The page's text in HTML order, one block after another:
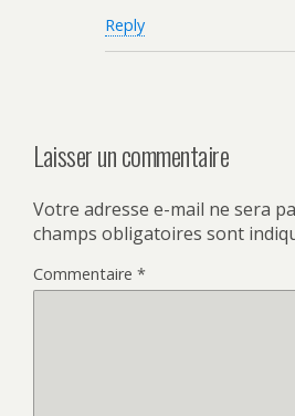
Reply
Laisser un commentaire
Votre adresse e-mail ne sera
champs obligatoires sont
Commentaire *